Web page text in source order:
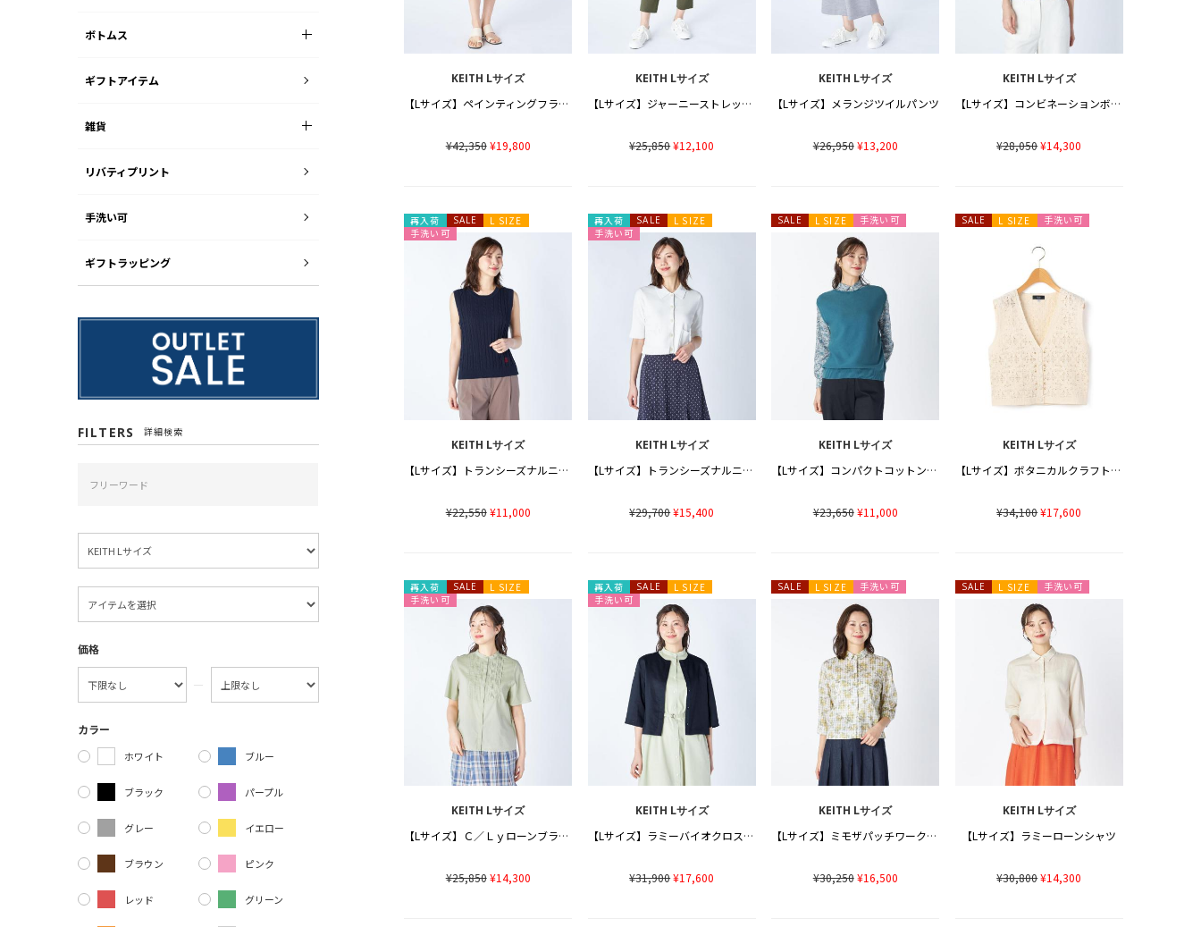
ボトムス
ギフトアイテム
雑貨
リバティプリント
手洗い可
ギフトラッピング
FILTERS 詳細検索
価格
―
カラー
ホワイト ブルー
ブラック パープル
グレー イエロー
ブラウン ピンク
レッド グリーン
KEITH Lサイズ
【Lサイズ】ペインティングフラワースカート
¥42,350¥19,800
KEITH Lサイズ
【Lサイズ】ジャーニーストレッチパンツ
¥25,850¥12,100
KEITH Lサイズ
【Lサイズ】メランジツイルパンツ
¥26,950¥13,200
KEITH Lサイズ
【Lサイズ】コンビネーションボーダーニット
¥28,050¥14,300
再入荷 SALE
L SIZE
手洗い可
KEITH Lサイズ
【Lサイズ】トランシーズナルニットベスト
¥22,550¥11,000
再入荷 SALE
L SIZE
手洗い可
KEITH Lサイズ
【Lサイズ】トランシーズナルニットカーディガン
¥29,700¥15,400
SALE L SIZE 手洗い可
KEITH Lサイズ
【Lサイズ】コンパクトコットンニット
¥23,650¥11,000
SALE L SIZE 手洗い可
KEITH Lサイズ
【Lサイズ】ボタニカルクラフトベスト
¥34,100¥17,600
再入荷 SALE
L SIZE
手洗い可
KEITH Lサイズ
【Lサイズ】Ｃ／Ｌｙローンブラウス
¥25,850¥14,300
再入荷 SALE
L SIZE
手洗い可
KEITH Lサイズ
【Lサイズ】ラミーバイオクロスブラウス
¥31,900¥17,600
SALE L SIZE 手洗い可
KEITH Lサイズ
【Lサイズ】ミモザパッチワークシャツブラウス
¥30,250¥16,500
SALE L SIZE 手洗い可
KEITH Lサイズ
【Lサイズ】ラミーローンシャツ
¥30,800¥14,300